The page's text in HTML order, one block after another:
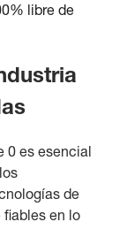
libre de
0 es esencial
de
en lo